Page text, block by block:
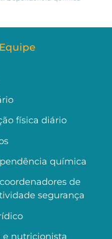
física diário
química
de
segurança
e nutricionista